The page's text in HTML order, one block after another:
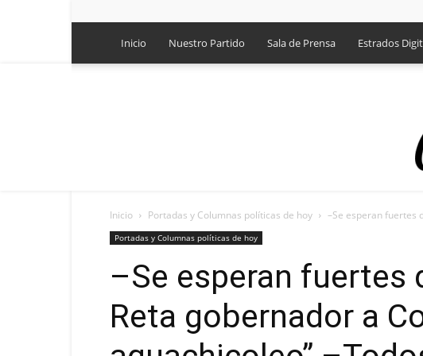
Inicio Nuestro Partido Sala de Prensa Estrados
Inicio Portadas y Columnas políticas de hoy –Se esperan fuertes
Portadas y Columnas políticas de hoy
–Se esperan fuertes
Reta gobernador a